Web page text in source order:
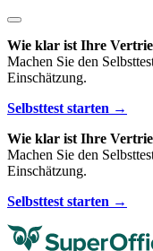
Wie klar ist Ihre
Machen Sie den
Einschätzung.
Selbsttest starten →
Wie klar ist Ihre
Machen Sie den
Einschätzung.
Selbsttest starten →